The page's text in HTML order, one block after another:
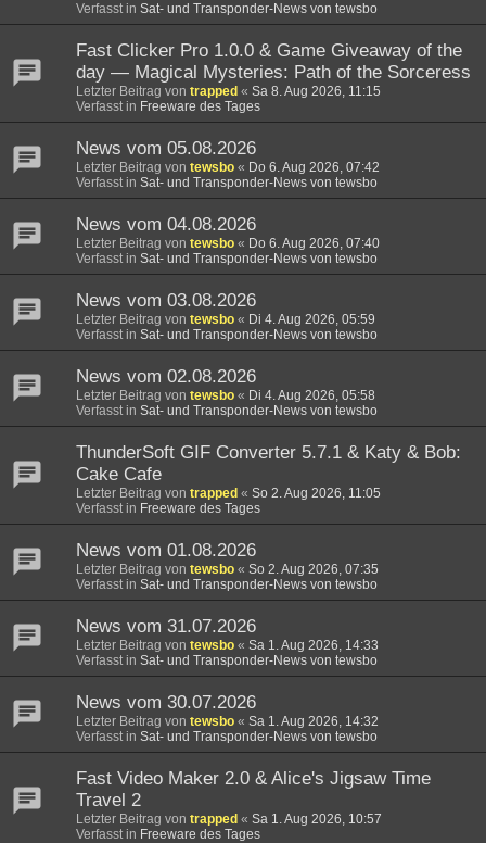
Verfasst in Sat- und Transponder-News von tewsbo
Fast Clicker Pro 1.0.0 & Game Giveaway of the
day — Magical Mysteries: Path of the Sorceress
Letzter Beitrag von trapped « Sa 8. Aug 2026, 11:15
Verfasst in Freeware des Tages
News vom 05.08.2026
Letzter Beitrag von tewsbo « Do 6. Aug 2026, 07:42
Verfasst in Sat- und Transponder-News von tewsbo
News vom 04.08.2026
Letzter Beitrag von tewsbo « Do 6. Aug 2026, 07:40
Verfasst in Sat- und Transponder-News von tewsbo
News vom 03.08.2026
Letzter Beitrag von tewsbo « Di 4. Aug 2026, 05:59
Verfasst in Sat- und Transponder-News von tewsbo
News vom 02.08.2026
Letzter Beitrag von tewsbo « Di 4. Aug 2026, 05:58
Verfasst in Sat- und Transponder-News von tewsbo
ThunderSoft GIF Converter 5.7.1 & Katy & Bob:
Cake Cafe
Letzter Beitrag von trapped « So 2. Aug 2026, 11:05
Verfasst in Freeware des Tages
News vom 01.08.2026
Letzter Beitrag von tewsbo « So 2. Aug 2026, 07:35
Verfasst in Sat- und Transponder-News von tewsbo
News vom 31.07.2026
Letzter Beitrag von tewsbo « Sa 1. Aug 2026, 14:33
Verfasst in Sat- und Transponder-News von tewsbo
News vom 30.07.2026
Letzter Beitrag von tewsbo « Sa 1. Aug 2026, 14:32
Verfasst in Sat- und Transponder-News von tewsbo
Fast Video Maker 2.0 & Alice's Jigsaw Time
Travel 2
Letzter Beitrag von trapped « Sa 1. Aug 2026, 10:57
Verfasst in Freeware des Tages